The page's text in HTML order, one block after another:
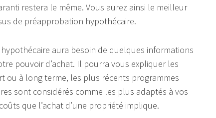
restera le même. Vous aurez ainsi le meilleur
de préapprobation hypothécaire.
aura besoin de quelques informations
pouvoir d’achat. Il pourra vous expliquer les
ou à long terme, les plus récents programmes
sont considérés comme les plus adaptés à vos
que l’achat d’une propriété implique.